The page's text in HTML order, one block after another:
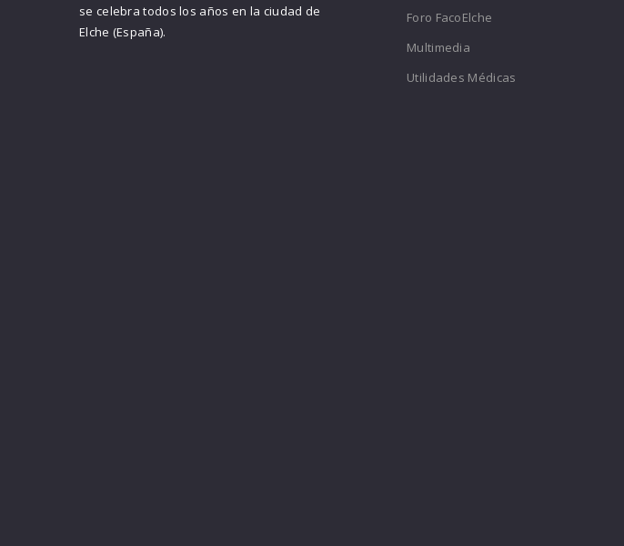
se celebra todos los años en la ciudad de
Elche (España).
Foro FacoElche
Multimedia
Utilidades Médicas